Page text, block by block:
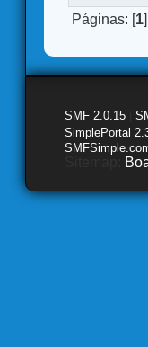
Páginas: [1]
SMF 2.0.15
SimplePortal